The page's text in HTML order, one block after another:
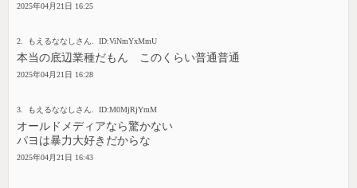
2025年04月21日 16:25
2. もえるななしさん. ID:ViNmYxMmU
本当の底辺業種だもん このくらい普通普通
2025年04月21日 16:28
3. もえるななしさん. ID:M0MjRjYmM
オールドメディアなら驚かない
パヨは暴力大好きだからな
2025年04月21日 16:43